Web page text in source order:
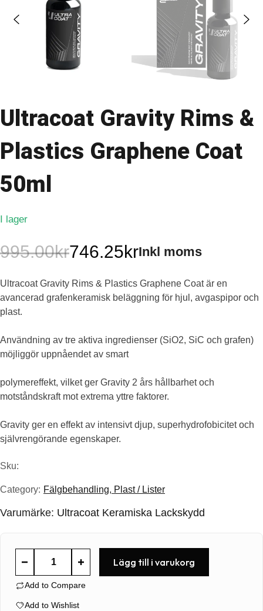
Ultracoat Gravity Rims &
Plastics Graphene Coat
50ml
I lager
995.00kr
Det
ursprungliga
priset
var:
995.00kr.
746.25kr
Det
nuvarande
priset
är:
746.25kr.
Inkl moms
Ultracoat Gravity Rims & Plastics Graphene Coat är en
avancerad grafenkeramisk beläggning för hjul, avgaspipor och
plast.
Användning av tre aktiva ingredienser (SiO2, SiC och grafen)
möjliggör uppnåendet av smart
polymereffekt, vilket ger Gravity 2 års hållbarhet och
motståndskraft mot extrema yttre faktorer.
Gravity ger en effekt av intensivt djup, superhydrofobicitet och
självrengörande egenskaper.
Sku:
Category: Fälgbehandling, Plast / Lister
Varumärke: Ultracoat Keramiska Lackskydd
Ultracoat
Rims
&
Lägg till i varukorg
Add to Compare
Add to Wishlist